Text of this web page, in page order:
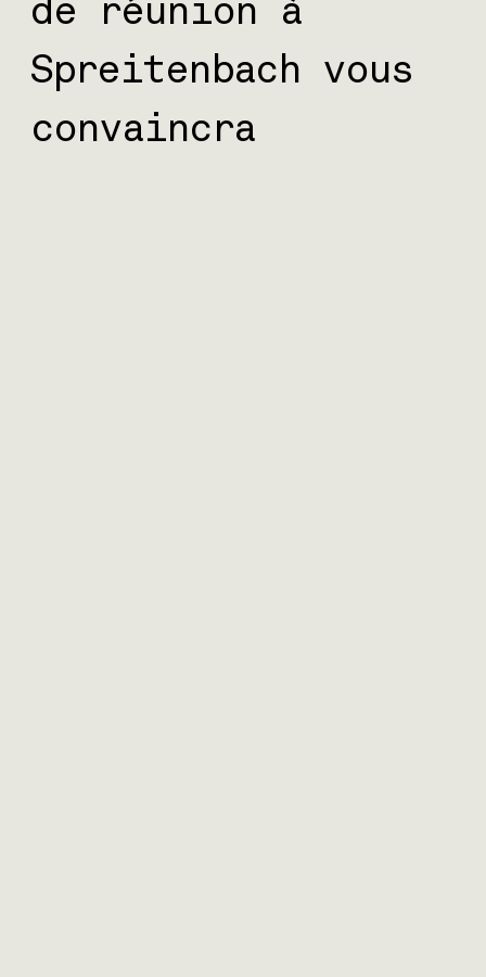
Spreitenbach vous
convaincra